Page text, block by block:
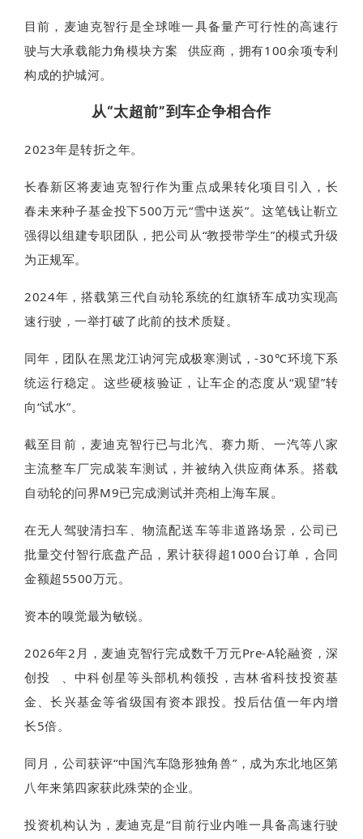
目前，麦迪克智行是全球唯一具备量产可行性的高速行
驶与大承载能力角模块方案
供应商，拥有100余项专利
构成的护城河。
从“太超前”到车企争相合作
2023年是转折之年。
长春新区将麦迪克智行作为重点成果转化项目引入，长
春未来种子基金投下500万元“雪中送炭”。这笔钱让靳立
强得以组建专职团队，把公司从“教授带学生”的模式升级
为正规军。
2024年，搭载第三代自动轮系统的红旗轿车成功实现高
速行驶，一举打破了此前的技术质疑。
同年，团队在黑龙江讷河完成极寒测试，-30℃环境下系
统运行稳定。这些硬核验证，让车企的态度从“观望”转
向“试水”。
截至目前，麦迪克智行已与北汽、赛力斯、一汽等八家
主流整车厂完成装车测试，并被纳入供应商体系。搭载
自动轮的问界M9已完成测试并亮相上海车展。
在无人驾驶清扫车、物流配送车等非道路场景，公司已
批量交付智行底盘产品，累计获得超1000台订单，合同
金额超5500万元。
资本的嗅觉最为敏锐。
2026年2月，麦迪克智行完成数千万元Pre-A轮融资，深
创投
、中科创星等头部机构领投，吉林省科技投资基
金、长兴基金等省级国有资本跟投。投后估值一年内增
长5倍。
同月，公司获评“中国汽车隐形独角兽”，成为东北地区第
八年来第四家获此殊荣的企业。
投资机构认为，麦迪克是“目前行业内唯一具备高速行驶